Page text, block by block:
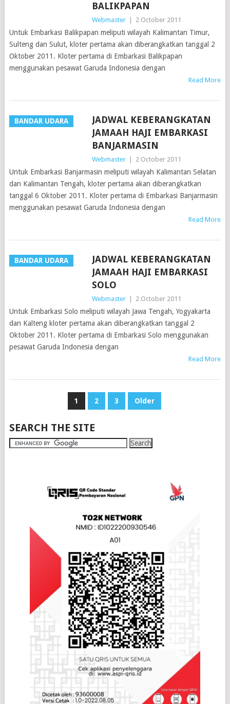
BALIKPAPAN
Webmaster 2 October 2011
Untuk Embarkasi Balikpapan meliputi wilayah Kalimantan Timur,
Sulteng dan Sulut, kloter pertama akan diberangkatkan tanggal 2
Oktober 2011. Kloter pertama di Embarkasi Balikpapan
menggunakan pesawat Garuda Indonesia dengan
Read More
BANDAR UDARA
JADWAL KEBERANGKATAN
JAMAAH HAJI EMBARKASI
BANJARMASIN
Webmaster 2 October 2011
Untuk Embarkasi Banjarmasin meliputi wilayah Kalimantan Selatan
dan Kalimantan Tengah, kloter pertama akan diberangkatkan
tanggal 6 Oktober 2011. Kloter pertama di Embarkasi Banjarmasin
menggunakan pesawat Garuda Indonesia dengan
Read More
BANDAR UDARA
JADWAL KEBERANGKATAN
JAMAAH HAJI EMBARKASI
SOLO
Webmaster 2 October 2011
Untuk Embarkasi Solo meliputi wilayah Jawa Tengah, Yogyakarta
dan Kalteng kloter pertama akan diberangkatkan tanggal 2
Oktober 2011. Kloter pertama di Embarkasi Solo menggunakan
pesawat Garuda Indonesia dengan
Read More
1 2 3 Older
SEARCH THE SITE